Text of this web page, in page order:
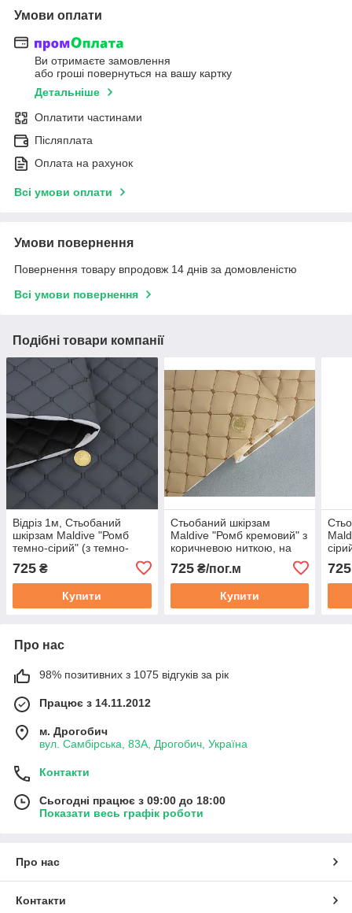
Умови оплати
Ви отримаєте замовлення
або гроші повернуться на вашу картку
Детальніше
Оплатити частинами
Післяплата
Оплата на рахунок
Всі умови оплати
Умови повернення
Повернення товару впродовж 14 днів за домовленістю
Всі умови повернення
Подібні товари компанії
Відріз 1м, Стьобаний
шкірзам Maldive "Ромб
темно-сірий" (з темно-
поролоні і флізелін 7мм,
шир.1,35 м Туреччина
725 ₴
Купити
Стьобаний шкірзам
Maldive "Ромб кремовий" з
коричневою ниткою, на
поролоні 7мм, флізелін,
шир.1,35 м Туреччина
725₴/пог.м
Купити
725
Про нас
98% позитивних з 1075 відгуків за рік
Працює з 14.11.2012
м. Дрогобич
вул. Самбірська, 83А, Дрогобич, Україна
Контакти
Сьогодні працює з 09:00 до 18:00
Показати весь графік роботи
Про нас
Контакти